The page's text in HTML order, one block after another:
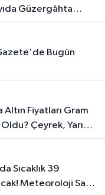
Güzergâhta
Çeyrek, Yarım
TL?
Meteoroloji Saat